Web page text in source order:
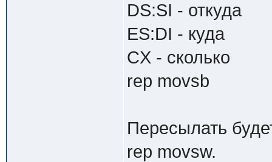
DS:SI - откуда
ES:DI - куда
CX - сколько
rep movsb
Пересылать
rep movsw.